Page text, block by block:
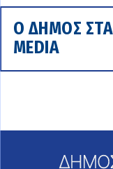
Ο ΔΗΜΟΣ ΣΤΑ
MEDIA